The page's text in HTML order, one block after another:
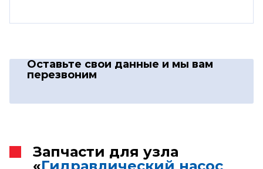
Оставьте свои данные и мы вам
перезвоним
Запчасти для узла